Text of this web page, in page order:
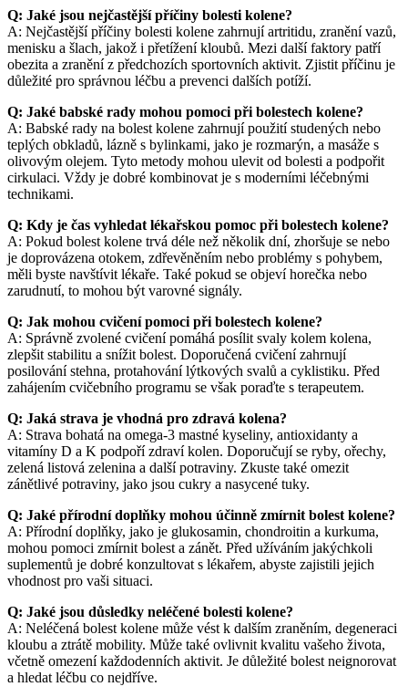
Q: Jaké jsou nejčastější příčiny bolesti kolene?
A: Nejčastější příčiny bolesti kolene zahrnují artritidu, zranění vazů,
menisku a šlach, jakož i přetížení kloubů. Mezi další faktory patří
obezita a zranění z předchozích sportovních aktivit. Zjistit příčinu je
důležité pro správnou léčbu a prevenci dalších potíží.
Q: Jaké babské rady mohou pomoci při bolestech kolene?
A: Babské rady na bolest kolene zahrnují použití studených nebo
teplých obkladů, lázně s bylinkami, jako je rozmarýn, a masáže s
olivovým olejem. Tyto metody mohou ulevit od bolesti a podpořit
cirkulaci. Vždy je dobré kombinovat je s moderními léčebnými
technikami.
Q: Kdy je čas vyhledat lékařskou pomoc při bolestech kolene?
A: Pokud bolest kolene trvá déle než několik dní, zhoršuje se nebo
je doprovázena otokem, zdřevěněním nebo problémy s pohybem,
měli byste navštívit lékaře. Také pokud se objeví horečka nebo
zarudnutí, to mohou být varovné signály.
Q: Jak mohou cvičení pomoci při bolestech kolene?
A: Správně zvolené cvičení pomáhá posílit svaly kolem kolena,
zlepšit stabilitu a snížit bolest. Doporučená cvičení zahrnují
posilování stehna, protahování lýtkových svalů a cyklistiku. Před
zahájením cvičebního programu se však poraďte s terapeutem.
Q: Jaká strava je vhodná pro zdravá kolena?
A: Strava bohatá na omega-3 mastné kyseliny, antioxidanty a
vitamíny D a K podpoří zdraví kolen. Doporučují se ryby, ořechy,
zelená listová zelenina a další potraviny. Zkuste také omezit
zánětlivé potraviny, jako jsou cukry a nasycené tuky.
Q: Jaké přírodní doplňky mohou účinně zmírnit bolest kolene?
A: Přírodní doplňky, jako je glukosamin, chondroitin a kurkuma,
mohou pomoci zmírnit bolest a zánět. Před užíváním jakýchkoli
suplementů je dobré konzultovat s lékařem, abyste zajistili jejich
vhodnost pro vaši situaci.
Q: Jaké jsou důsledky neléčené bolesti kolene?
A: Neléčená bolest kolene může vést k dalším zraněním, degeneraci
kloubu a ztrátě mobility. Může také ovlivnit kvalitu vašeho života,
včetně omezení každodenních aktivit. Je důležité bolest neignorovat
a hledat léčbu co nejdříve.